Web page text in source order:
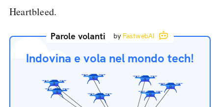
Heartbleed.
Parole volanti by FastwebAI
Indovina e vola nel mondo tech!